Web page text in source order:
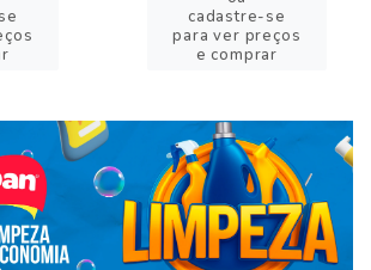
cadastre-se
para ver preços
e comprar